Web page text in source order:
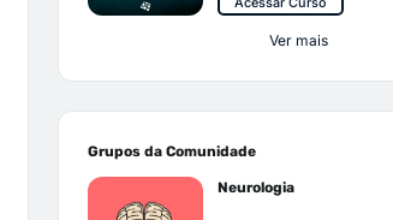
Ver mais
Grupos da Comunidade
Neurologia